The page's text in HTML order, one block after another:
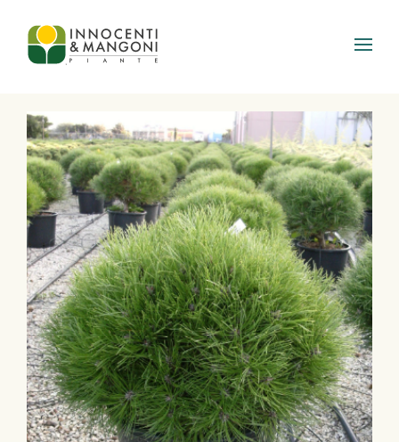
Skip to main content